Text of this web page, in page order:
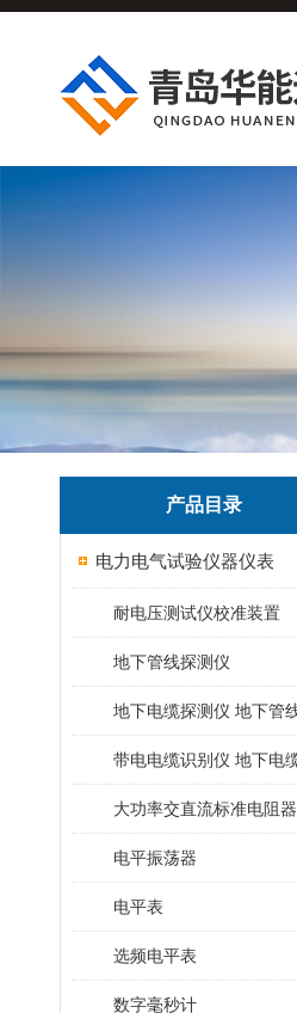
产品目录
电力电气试验仪器仪表
耐电压测试仪校准装置
地下管线探测仪
大功率交直流标准电阻器
电平振荡器
电平表
选频电平表
数字毫秒计